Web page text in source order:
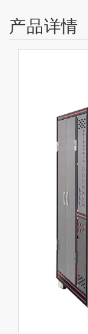
产品详情